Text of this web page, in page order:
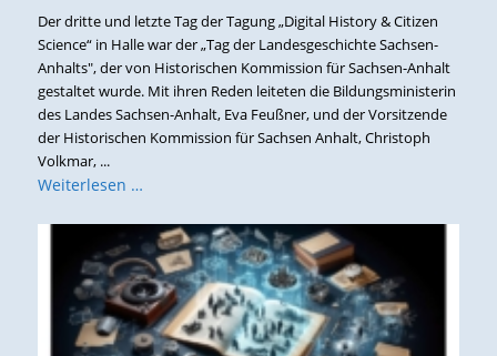
Der dritte und letzte Tag der Tagung „Digital History & Citizen
Science“ in Halle war der „Tag der Landesgeschichte Sachsen-
Anhalts", der von Historischen Kommission für Sachsen-Anhalt
gestaltet wurde. Mit ihren Reden leiteten die Bildungsministerin
des Landes Sachsen-Anhalt, Eva Feußner, und der Vorsitzende
der Historischen Kommission für Sachsen Anhalt, Christoph
Volkmar, ...
Weiterlesen …